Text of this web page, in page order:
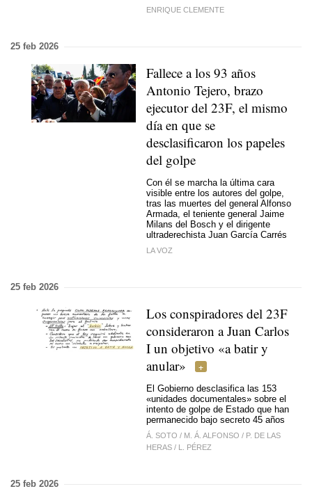
ENRIQUE CLEMENTE
25 feb 2026
Fallece a los 93 años
Antonio Tejero, brazo
ejecutor del 23F, el mismo
día en que se
desclasificaron los papeles
del golpe
Con él se marcha la última cara
visible entre los autores del golpe,
tras las muertes del general Alfonso
Armada, el teniente general Jaime
Milans del Bosch y el dirigente
ultraderechista Juan García Carrés
LA VOZ
25 feb 2026
Los conspiradores del 23F
consideraron a Juan Carlos
I un objetivo «a batir y
anular»
El Gobierno desclasifica las 153
«unidades documentales» sobre el
intento de golpe de Estado que han
permanecido bajo secreto 45 años
Á. SOTO / M. Á. ALFONSO / P. DE LAS
HERAS / L. PÉREZ
25 feb 2026